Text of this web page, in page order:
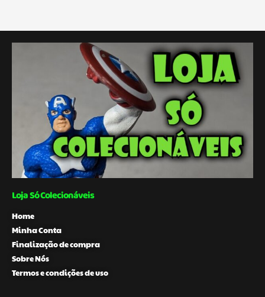
Loja Só Colecionáveis
Home
Minha Conta
Finalização de compra
Sobre Nós
Termos e condições de uso